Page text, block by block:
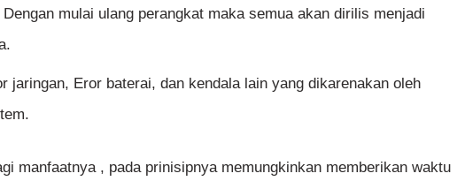
mulai ulang perangkat maka semua akan dirilis menjadi
jaringan, Eror baterai, dan kendala lain yang dikarenakan oleh
manfaatnya , pada prinisipnya memungkinkan memberikan waktu